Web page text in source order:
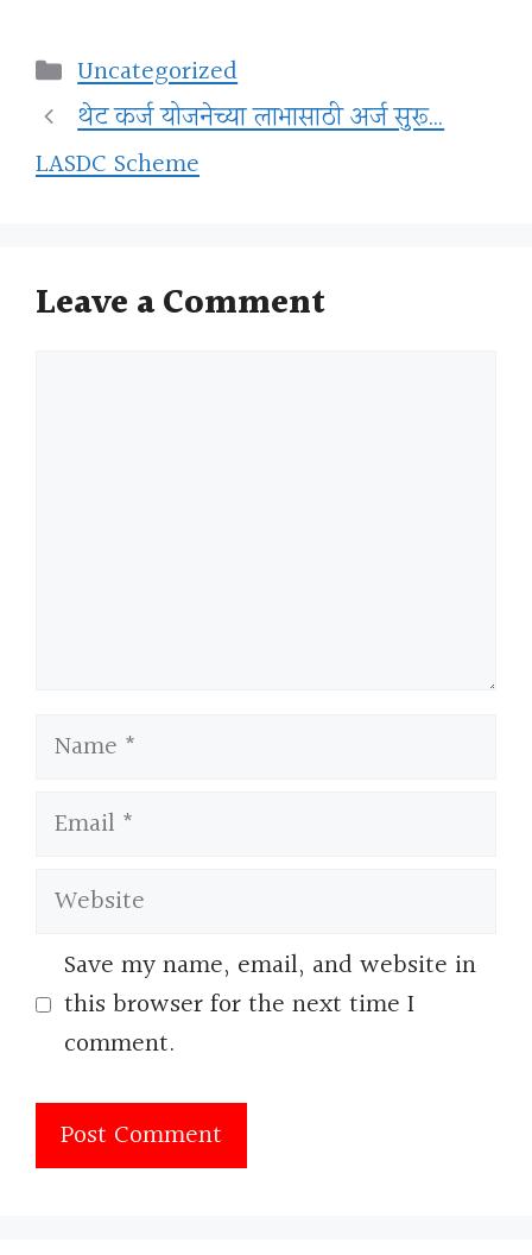
Categories
Uncategorized
थेट कर्ज योजनेच्या लाभासाठी अर्ज सुरू…
LASDC Scheme
Leave a Comment
Name
Email
Website
Save my name, email, and website in
this browser for the next time I
comment.